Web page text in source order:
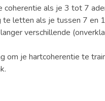
coherentie als je 3 tot 7
te letten als je tussen 7 en
verschillende
om je hartcoherentie te